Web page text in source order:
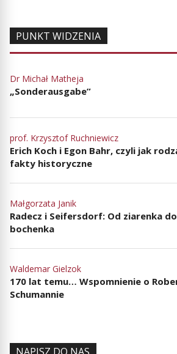
PUNKT WIDZENIA
Dr Michał Matheja
„Sonderausgabe”
prof. Krzysztof Ruchniewicz
Erich Koch i Egon Bahr, czyli jak
fakty historyczne
Małgorzata Janik
Radecz i Seifersdorf: Od ziarenka do
bochenka
Waldemar Gielzok
170 lat temu… Wspomnienie o
Schumannie